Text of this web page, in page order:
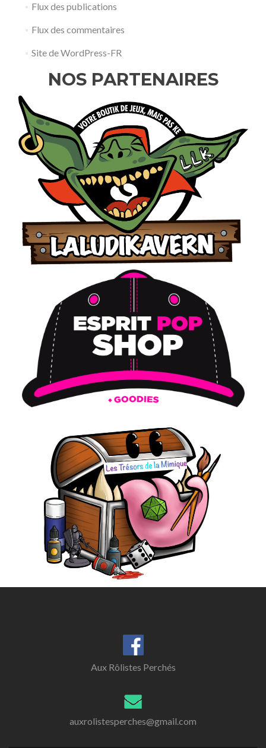
Flux des publications
Flux des commentaires
Site de WordPress-FR
NOS PARTENAIRES
Aux Rôlistes Perchés
auxrolistesperches@gmail.com